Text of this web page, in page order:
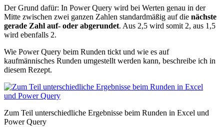
Der Grund dafür: In Power Query wird bei Werten genau in der
Mitte zwischen zwei ganzen Zahlen standardmäßig auf die nächste
gerade Zahl auf- oder abgerundet. Aus 2,5 wird somit 2, aus 1,5
wird ebenfalls 2.
Wie Power Query beim Runden tickt und wie es auf
kaufmännisches Runden umgestellt werden kann, beschreibe ich in
diesem Rezept.
Zum Teil unterschiedliche Ergebnisse beim Runden in Excel und
Power Query